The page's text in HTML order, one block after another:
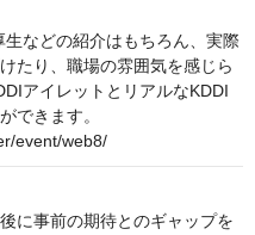
などの紹介はもちろん、実際
たり、職場の雰囲気を感じら
アイレットとリアルなKDDI
できます。
event/web8/
に事前の期待とのギャップを